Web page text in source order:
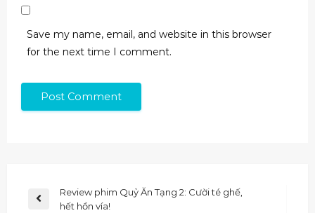
Save my name, email, and website in this browser
for the next time I comment.
Review phim Quỷ Ăn Tạng 2: Cười té ghế,
hết hồn vía!